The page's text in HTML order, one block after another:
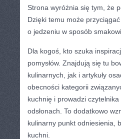
Strona wyróżnia się tym, że
Dzięki temu może
o jedzeniu w sposób
Dla kogoś, kto szuka
pomysłów. Znajdują się tu
kulinarnych, jak i artykuły
obecności kategorii
kuchnię i prowadzi
odsłonach. To dodatkowo
kulinarny punkt odniesienia,
kuchni.